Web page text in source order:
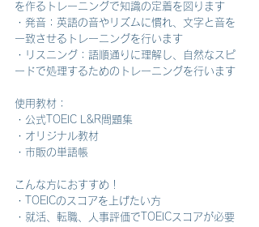
を作るトレーニングで知識の定着を図ります
・発音：英語の音やリズムに慣れ、文字と音を
一致させるトレーニングを行います
・リスニング：語順通りに理解し、自然なスピ
ードで処理するためのトレーニングを行います
使用教材：
・公式TOEIC L&R問題集
・オリジナル教材
・市販の単語帳
こんな方におすすめ！
・TOEICのスコアを上げたい方
・就活、転職、人事評価でTOEICスコアが必要